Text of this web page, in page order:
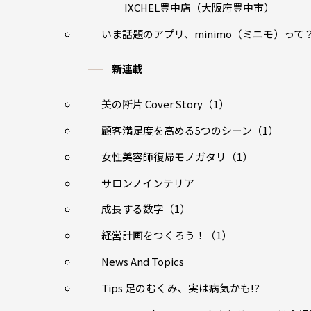
IXCHEL豊中店（大阪府豊中市）
いま話題のアプリ、minimo（ミニモ）って
新連載
美の断片 Cover Story（1）
顧客満足度を高める5つのシーン（1）
女性美容師復帰モノガタリ（1）
サロンノインテリア
成長する数字（1）
経営計画をつくろう！（1）
News And Topics
Tips 足のむくみ、実は病気かも!?